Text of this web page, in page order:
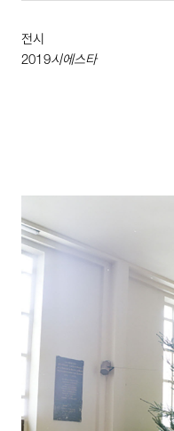
전시
2019시에스타